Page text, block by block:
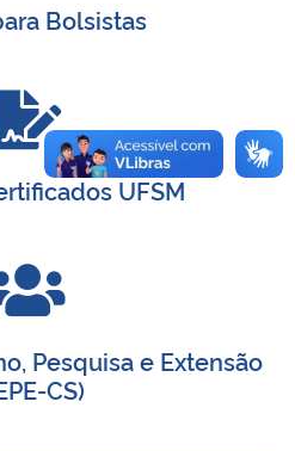
Bolsistas
UFSM
Pesquisa e Extensão
CS)